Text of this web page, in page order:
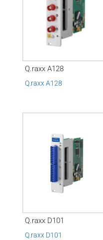
Q.raxx A128
Q.raxx A128
Q.raxx D101
Q.raxx D101